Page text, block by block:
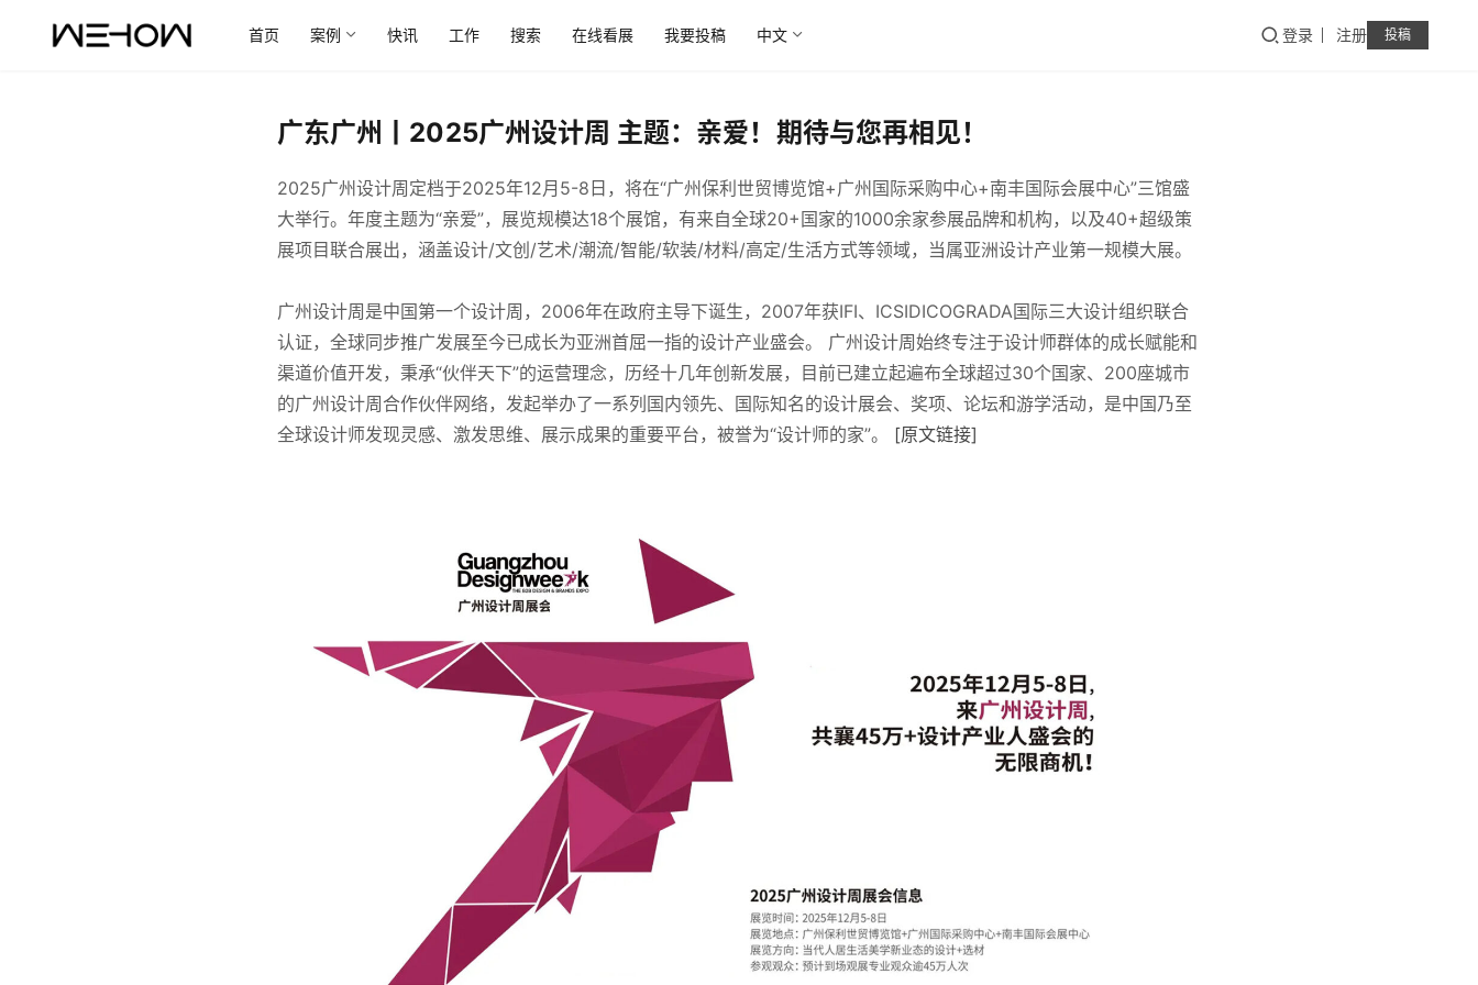
首页 案例 快讯 工作 搜索 在线看展 我要投稿 中文 登录 注册 投稿
广东广州丨2025广州设计周 主题：亲爱！期待与您再相见！
2025广州设计周定档于2025年12月5-8日，将在“广州保利世贸博览馆+广州国际采购中心+南丰国际会展中心”三馆盛
大举行。年度主题为“亲爱”，展览规模达18个展馆，有来自全球20+国家的1000余家参展品牌和机构，以及40+超级策
展项目联合展出，涵盖设计/文创/艺术/潮流/智能/软装/材料/高定/生活方式等领域，当属亚洲设计产业第一规模大展。
广州设计周是中国第一个设计周，2006年在政府主导下诞生，2007年获IFI、ICSIDICOGRADA国际三大设计组织联合
认证，全球同步推广发展至今已成长为亚洲首屈一指的设计产业盛会。 广州设计周始终专注于设计师群体的成长赋能和
渠道价值开发，秉承“伙伴天下”的运营理念，历经十几年创新发展，目前已建立起遍布全球超过30个国家、200座城市
的广州设计周合作伙伴网络，发起举办了一系列国内领先、国际知名的设计展会、奖项、论坛和游学活动，是中国乃至
全球设计师发现灵感、激发思维、展示成果的重要平台，被誉为“设计师的家”。 [原文链接]